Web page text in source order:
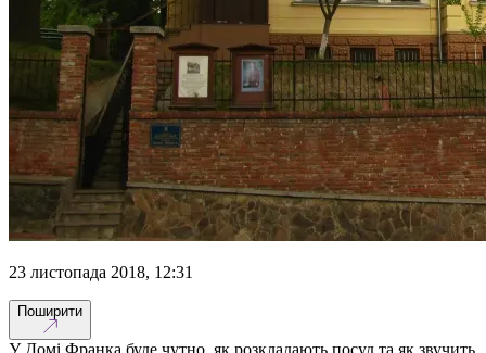
23 листопада 2018, 12:31
Поширити
У Домі Франка буде чутно, як розкладають посуд та як звучить